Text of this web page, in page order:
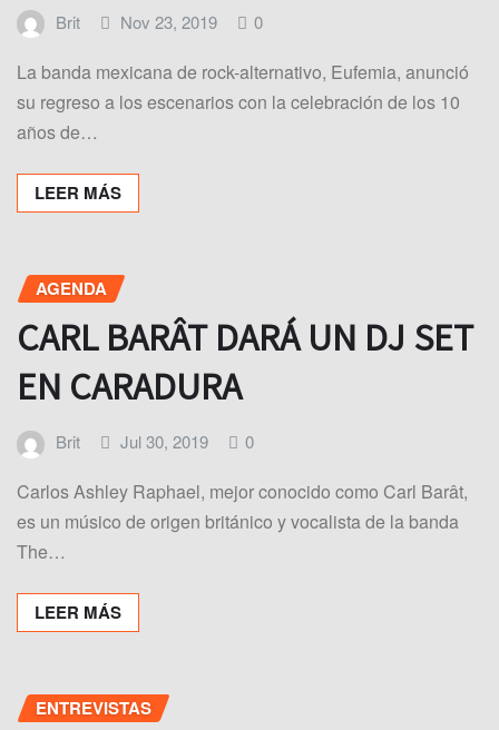
Brit Nov 23, 2019 0
La banda mexicana de rock-alternativo, Eufemia, anunció
su regreso a los escenarios con la celebración de los 10
años de…
LEER MÁS
AGENDA
CARL BARÂT DARÁ UN DJ SET
EN CARADURA
Brit Jul 30, 2019 0
Carlos Ashley Raphael, mejor conocido como Carl Barât,
es un músico de origen británico y vocalista de la banda
The…
LEER MÁS
ENTREVISTAS